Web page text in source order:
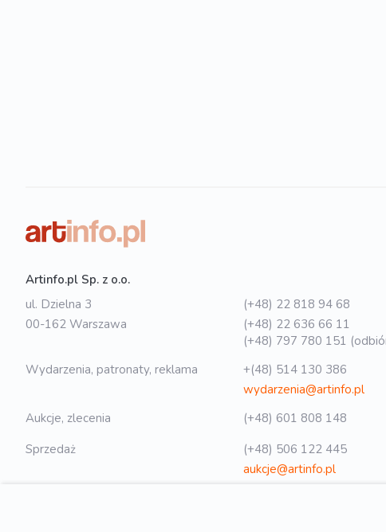
Artinfo.pl Sp. z o.o.
ul. Dzielna 3
00-162 Warszawa
(+48) 22 818 94 68
(+48) 22 636 66 11
(+48) 797 780 151
Wydarzenia, patronaty, reklama
+(48) 514 130 386
wydarzenia@artinfo.pl
Aukcje, zlecenia
(+48) 601 808 148
Sprzedaż
(+48) 506 122 445
aukcje@artinfo.pl